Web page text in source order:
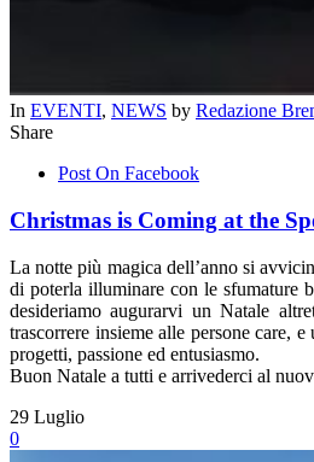
In EVENTI, NEWS by Redazione
Share
Post On Facebook
Christmas is Coming at the
La notte più magica dell’anno si
di poterla illuminare con le sfumature
desideriamo augurarvi un Natale
trascorrere insieme alle persone care,
progetti, passione ed entusiasmo.
Buon Natale a tutti e arrivederci al
29 Luglio
0